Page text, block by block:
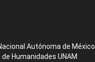
Autónoma de México
Humanidades UNAM